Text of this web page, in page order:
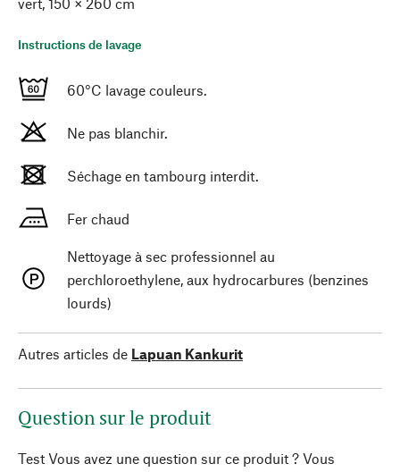
Instructions de lavage
60°C lavage couleurs.
Ne pas blanchir.
Séchage en tambourg interdit.
Fer chaud
Nettoyage à sec professionnel au
perchloroethylene, aux hydrocarbures (benzines
lourds)
Autres articles de Lapuan Kankurit
Question sur le produit
Test Vous avez une question sur ce produit ? Vous